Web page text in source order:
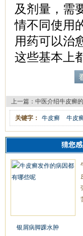
及剂量，需
情不同使用
用药可以治
这些基本上
上一篇： 中医介绍牛皮癣
关键字： 牛皮癣 牛皮
猜您
银屑病脚踝水肿